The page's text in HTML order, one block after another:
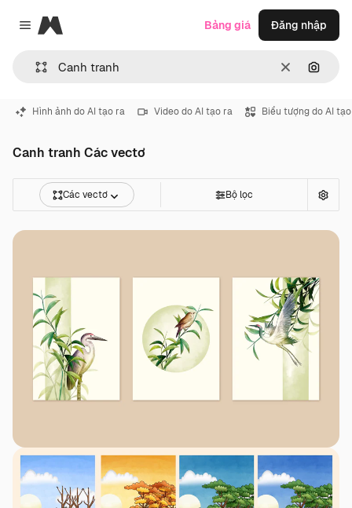
Close menu
Magnific
ThôngTìm
Bảng giá Đăng nhập
Hình ảnh do AI tạo ra Video do AI tạo ra Biểu tượng do AI
Canh tranh Các vectơ
Các vectơ Bộ lọc